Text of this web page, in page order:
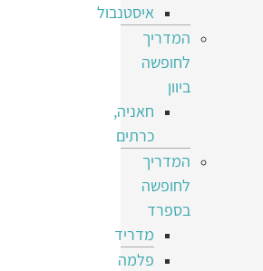
איסטנבול
המדריך
לחופשה
ביוון
חאניה,
כרתים
המדריך
לחופשה
בספרד
מדריד
פלמה